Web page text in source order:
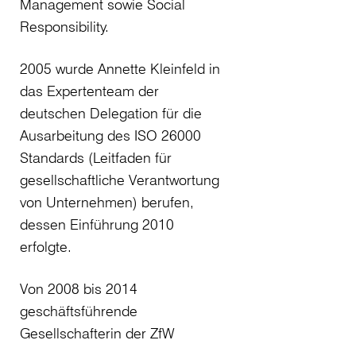
Management sowie Social
Responsibility.
2005 wurde Annette Kleinfeld in
das Expertenteam der
deutschen Delegation für die
Ausarbeitung des ISO 26000
Standards (Leitfaden für
gesellschaftliche Verantwortung
von Unternehmen) berufen,
dessen Einführung 2010
erfolgte.
Von 2008 bis 2014
geschäftsführende
Gesellschafterin der ZfW